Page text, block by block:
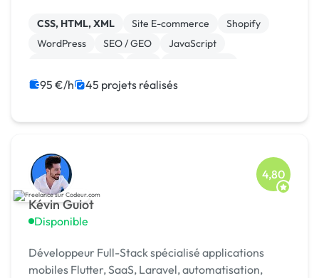
CSS, HTML, XML Site E-commerce
Shopify
WordPress
SEO / GEO
JavaScript
95 €/h 45 projets réalisés
Kévin Guiot
Disponible
4,80
Développeur Full-Stack spécialisé applications
mobiles Flutter, SaaS, Laravel, automatisation,